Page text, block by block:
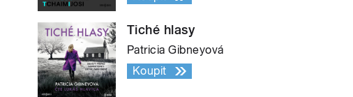
Tiché hlasy
Patricia Gibneyová
Koupit